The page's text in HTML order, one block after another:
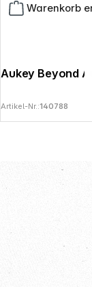
Warenkorb
Artikel-Nr.:140788
Copyright